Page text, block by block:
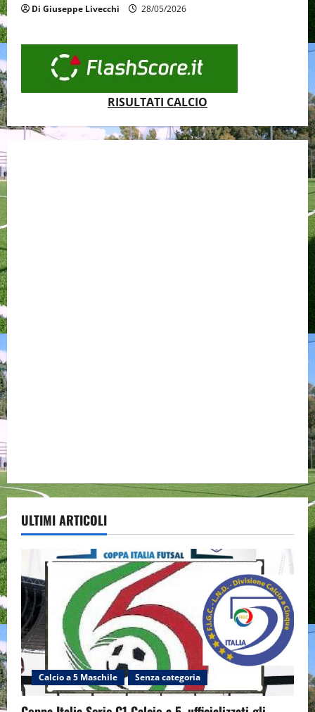
Di Giuseppe Livecchi 28/05/2026
RISULTATI CALCIO
ULTIMI ARTICOLI
Calcio a 5 Maschile Senza categoria